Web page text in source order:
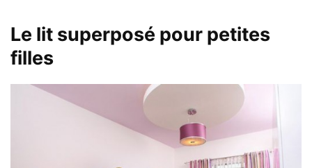
Le lit superposé pour petites
filles